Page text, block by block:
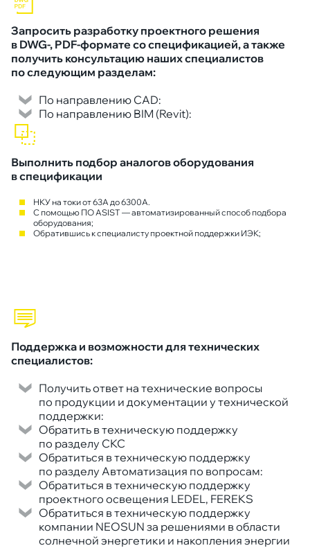
Запросить разработку проектного решения
в DWG-, PDF-формате со спецификацией, а также
получить консультацию наших специалистов
по следующим разделам:
По направлению CAD:
По направлению BIM (Revit):
Выполнить подбор аналогов оборудования
в спецификации
НКУ на токи от 63А до 6300А.
С помощью ПО ASIST — автоматизированный способ подбора
оборудования;
Обратившись к специалисту проектной поддержки ИЭК;
Поддержка и возможности для технических
специалистов:
Получить ответ на технические вопросы
по продукции и документации у технической
поддержки:
Обратить в техническую поддержку
по разделу СКС
Обратиться в техническую поддержку
по разделу Автоматизация по вопросам:
Обратиться в техническую поддержку
проектного освещения LEDEL, FEREKS
Обратиться в техническую поддержку
компании NEOSUN за решениями в области
солнечной энергетики и накопления энергии